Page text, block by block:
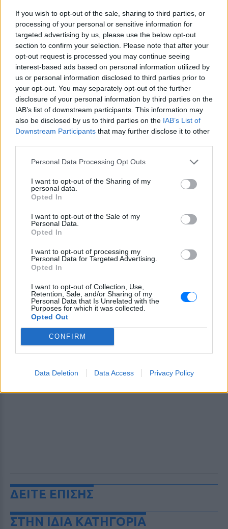
If you wish to opt-out of the sale, sharing to third parties, or
processing of your personal or sensitive information for
targeted advertising by us, please use the below opt-out
section to confirm your selection. Please note that after your
opt-out request is processed you may continue seeing
interest-based ads based on personal information utilized by
us or personal information disclosed to third parties prior to
your opt-out. You may separately opt-out of the further
disclosure of your personal information by third parties on the
IAB’s list of downstream participants. This information may
also be disclosed by us to third parties on the IAB’s List of
Downstream Participants that may further disclose it to other
Personal Data Processing Opt Outs
I want to opt-out of the Sharing of my
personal data.
Opted In
I want to opt-out of the Sale of my
Personal Data.
Opted In
I want to opt-out of processing my
Personal Data for Targeted Advertising.
Opted In
I want to opt-out of Collection, Use,
Retention, Sale, and/or Sharing of my
Personal Data that Is Unrelated with the
Purposes for which it was collected.
Opted Out
CONFIRM
Data Deletion Data Access Privacy Policy
Ακολουθήστε το E-Radio.gr στοGoogle News
Διαβάστε περισσότερα θέματα για Μόδα,
Ομορφιά,Σχέσεις
στο νέο
Ακολουθήστε το E-Radio.gr και στο Instagram
ΔΕΙΤΕ ΕΠΙΣΗΣ
ΣΤΗΝ ΙΔΙΑ ΚΑΤΗΓΟΡΙΑ